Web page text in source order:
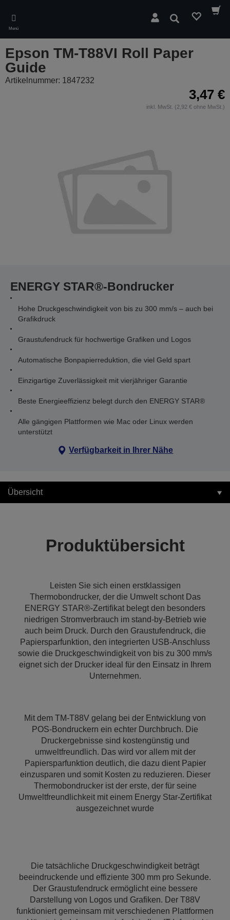
main
content
Menü
Suchen
Epson TM-T88VI Roll Paper
Guide
Artikelnummer: 1847232
3,47 €
inkl. MwSt. (2,92 € ohne MwSt.)
ENERGY STAR®-Bondrucker
Hohe Druckgeschwindigkeit von bis zu 300 mm/s – auch bei
Grafikdruck
Graustufendruck für hochwertige Grafiken und Logos
Automatische Bonpapierreduktion, die viel Geld spart
Einzigartige Zuverlässigkeit mit vierjähriger Garantie
Beste Energieeffizienz belegt durch den ENERGY STAR®
Alle gängigen Plattformen wie Mac oder Linux werden
unterstützt
Verfügbarkeit in Ihrer Nähe
Übersicht
Produktübersicht
Leisten Sie sich einen erstklassigen
Thermobondrucker, der die Umwelt schont Das
ENERGY STAR®-Zertifikat belegt den besonders
niedrigen Stromverbrauch im stand-by-Betrieb wie
auch beim Druck. Durch den Graustufendruck, die
Papiersparfunktion, den integrierten USB-Anschluss
sowie die Druckgeschwindigkeit von bis zu 300 mm/s
eignet sich der Drucker ideal für den Einsatz in Ihrem
Unternehmen.
Mit dem TM-T88V gelang bei der Entwicklung von
POS-Bondruckern ein echter Durchbruch. Die
Druckergebnisse sind kostengünstig und
umweltfreundlich. Das wird vor allem mit der
Papiersparfunktion deutlich, die dazu dient Papier
einzusparen und somit Kosten zu reduzieren. Dieser
Thermobondrucker ist der erste, der für seine
Umweltfreundlichkeit mit einem Energy Star-Zertifikat
ausgezeichnet wurde
Die tatsächliche Druckgeschwindigkeit beträgt
beeindruckende und effiziente 300 mm pro Sekunde.
Der Graustufendruck ermöglicht eine bessere
Darstellung von Logos und Grafiken. Der T88V
funktioniert gemeinsam mit verschiedenen Plattformen